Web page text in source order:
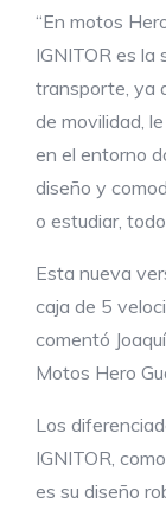
“En motos
IGNITOR es la
transporte, ya
de movilidad,
en el entorno
diseño y
o estudiar,
Esta nueva
caja de 5
comentó
Motos Hero
Los
IGNITOR,
es su diseño